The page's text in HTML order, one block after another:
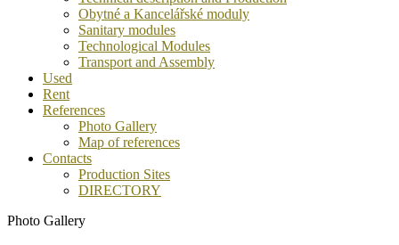
Obytné a Kancelářské moduly
Sanitary modules
Technological Modules
Transport and Assembly
Used
Rent
References
Photo Gallery
Map of references
Contacts
Production Sites
DIRECTORY
Photo Gallery